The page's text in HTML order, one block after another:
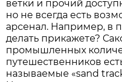
ветки и прочий
но не всегда есть
арсенал. Например, в
делать прикажете?
промышленных
путешественников
называемые «sand